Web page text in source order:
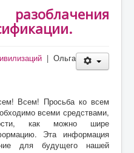
| Ольга
Всем! Просьба ко всем
всеми средствами,
как можно шире
Эта информация
для будущего нашей